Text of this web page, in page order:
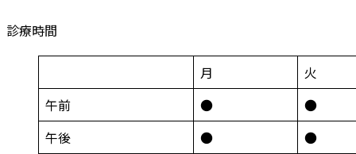
診療時間
月 火
午前
● ●
午後
● ●